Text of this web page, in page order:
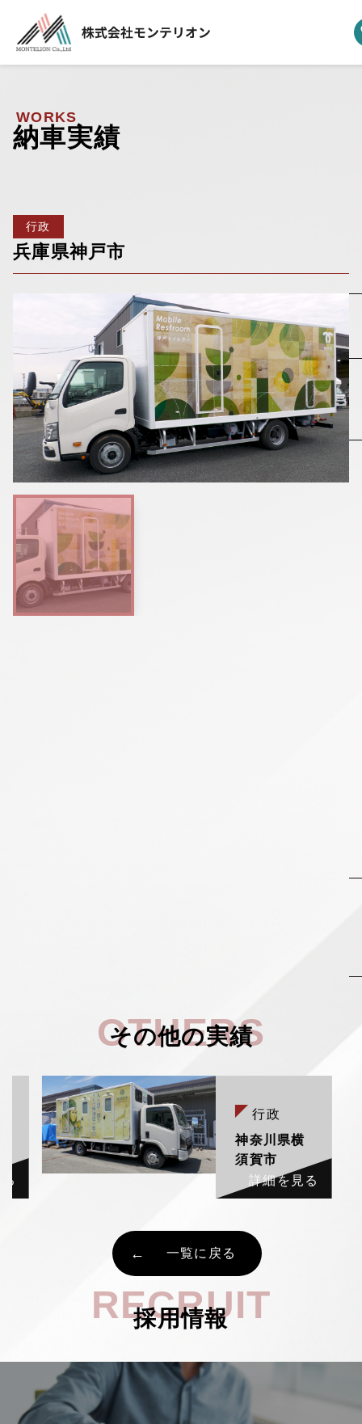
ホーム
選ばれる理由
納車実績
▼
採用情報 ▼
WORKS
納車実績
行政
兵庫県神戸市
OTHERS
その他の実績
行政
神奈川県横
須賀市
詳細を見る
一覧に戻る
RECRUIT
採用情報